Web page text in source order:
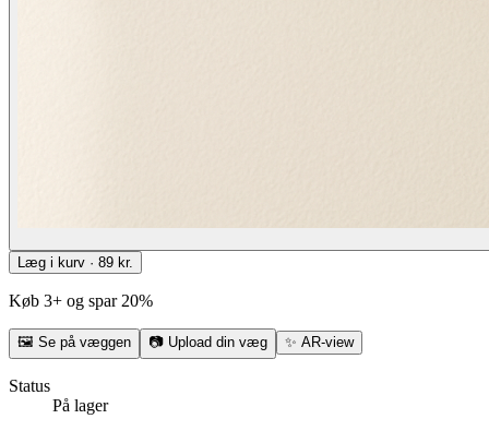
Læg i kurv · 89 kr.
Køb 3+ og spar 20%
🖼 Se på væggen 📷 Upload din væg ✨ AR-view
Status
På lager